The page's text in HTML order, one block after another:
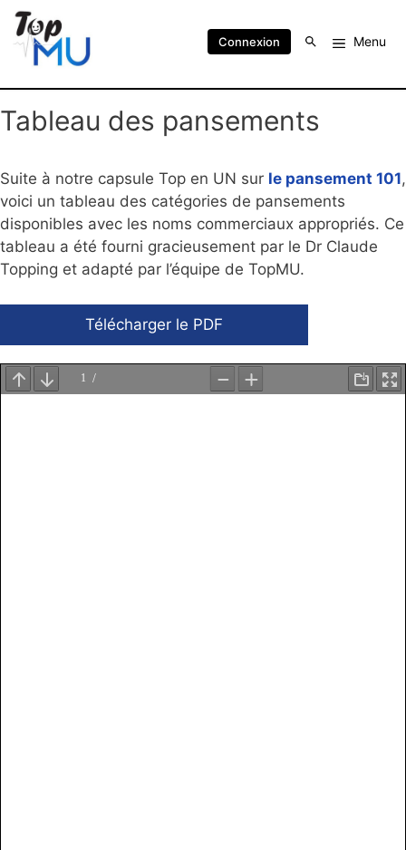
Connexion Menu
Tableau des pansements
Suite à notre capsule Top en UN sur le pansement 101,
voici un tableau des catégories de pansements
disponibles avec les noms commerciaux appropriés. Ce
tableau a été fourni gracieusement par le Dr Claude
Topping et adapté par l’équipe de TopMU.
Télécharger le PDF